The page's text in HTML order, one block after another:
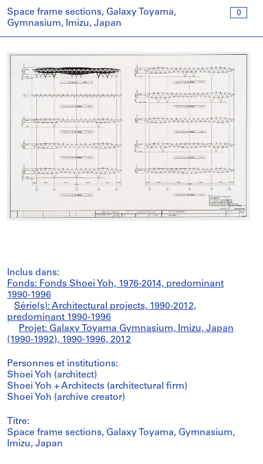
0
Space frame sections, Galaxy Toyama,
Gymnasium, Imizu, Japan
Inclus dans:
Fonds: Fonds Shoei Yoh, 1976-2014, predominant
1990-1996
Série(s): Architectural projects, 1990-2012,
predominant 1990-1996
Projet: Galaxy Toyama Gymnasium, Imizu, Japan
(1990-1992), 1990-1996, 2012
Personnes et institutions:
Shoei Yoh (architect)
Shoei Yoh + Architects (architectural firm)
Shoei Yoh (archive creator)
Titre:
Space frame sections, Galaxy Toyama, Gymnasium,
Imizu, Japan